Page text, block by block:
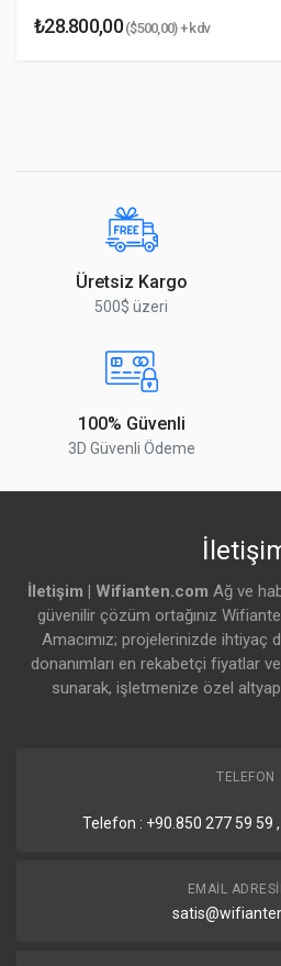
160 Gbps
Desteklenen
Voltaj Aralığı
AC/DC:
DC/DC:
Maks. Güç
100W
System: status
Ethernet
Yes, 1U
Çalışma Sıcaklığı -5 ↔ 40°C (23
Çalışma Nemi %5 – %95
Sertifikalar CE, FCC, IC
* Yorumunuz
Yorumu Gönder
₺28.800,00($500,00) + kdv
Üretsiz Kargo
500$ üzeri
100% Güvenli
3D Güvenli Ödeme
İletişim | Wifianten.com Ağ ve
güvenilir çözüm ortağınız
Amacımız; projelerinizde ihtiyaç
donanımları en rekabetçi fiyatlar
sunarak, işletmenize özel
TELEFON
Telefon : +90.850 277 59 59
EMAIL